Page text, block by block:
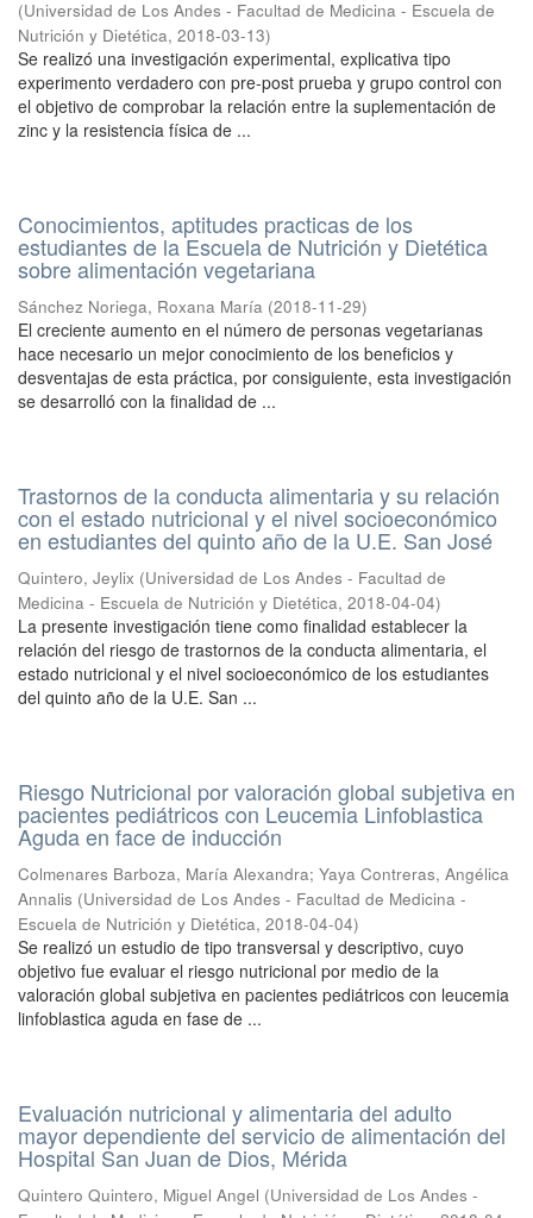
(Universidad de Los Andes - Facultad de Medicina - Escuela de
Nutrición y Dietética, 2018-03-13)
Se realizó una investigación experimental, explicativa tipo
experimento verdadero con pre-post prueba y grupo control con
el objetivo de comprobar la relación entre la suplementación de
zinc y la resistencia física de ...
Conocimientos, aptitudes practicas de los
estudiantes de la Escuela de Nutrición y Dietética
sobre alimentación vegetariana
Sánchez Noriega, Roxana María (2018-11-29)
El creciente aumento en el número de personas vegetarianas
hace necesario un mejor conocimiento de los beneficios y
desventajas de esta práctica, por consiguiente, esta investigación
se desarrolló con la finalidad de ...
Trastornos de la conducta alimentaria y su relación
con el estado nutricional y el nivel socioeconómico
en estudiantes del quinto año de la U.E. San José
Quintero, Jeylix (Universidad de Los Andes - Facultad de
Medicina - Escuela de Nutrición y Dietética, 2018-04-04)
La presente investigación tiene como finalidad establecer la
relación del riesgo de trastornos de la conducta alimentaria, el
estado nutricional y el nivel socioeconómico de los estudiantes
del quinto año de la U.E. San ...
Riesgo Nutricional por valoración global subjetiva en
pacientes pediátricos con Leucemia Linfoblastica
Aguda en face de inducción
Colmenares Barboza, María Alexandra; Yaya Contreras, Angélica
Annalis (Universidad de Los Andes - Facultad de Medicina -
Escuela de Nutrición y Dietética, 2018-04-04)
Se realizó un estudio de tipo transversal y descriptivo, cuyo
objetivo fue evaluar el riesgo nutricional por medio de la
valoración global subjetiva en pacientes pediátricos con leucemia
linfoblastica aguda en fase de ...
Evaluación nutricional y alimentaria del adulto
mayor dependiente del servicio de alimentación del
Hospital San Juan de Dios, Mérida
Quintero Quintero, Miguel Angel (Universidad de Los Andes -